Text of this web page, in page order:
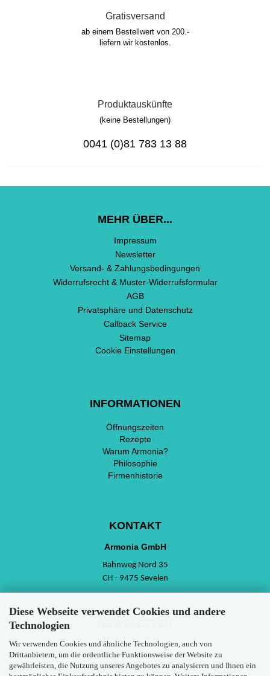
Diese Webseite verwendet Cookies und andere
Technologien
Wir verwenden Cookies und ähnliche Technologien, auch von
Drittanbietern, um die ordentliche Funktionsweise der Website zu
gewährleisten, die Nutzung unseres Angebotes zu analysieren und Ihnen ein
Gratisversand
ab einem Bestellwert von 200.-
liefern wir kostenlos.
Produktauskünfte
(keine Bestellungen)
0041 (0)81 783 13 88
MEHR ÜBER...
Impressum
Newsletter
Versand- & Zahlungsbedingungen
Widerrufsrecht & Muster-Widerrufsformular
AGB
Privatsphäre und Datenschutz
Callback Service
Sitemap
Cookie Einstellungen
INFORMATIONEN
Öffnungszeiten
Rezepte
Warum Armonia?
Philosophie
Firmenhistorie
KONTAKT
Armonia GmbH
Bahnweg Nord 35
CH - 9475 Sevelen
LETS KEEP IN TOUCH!!